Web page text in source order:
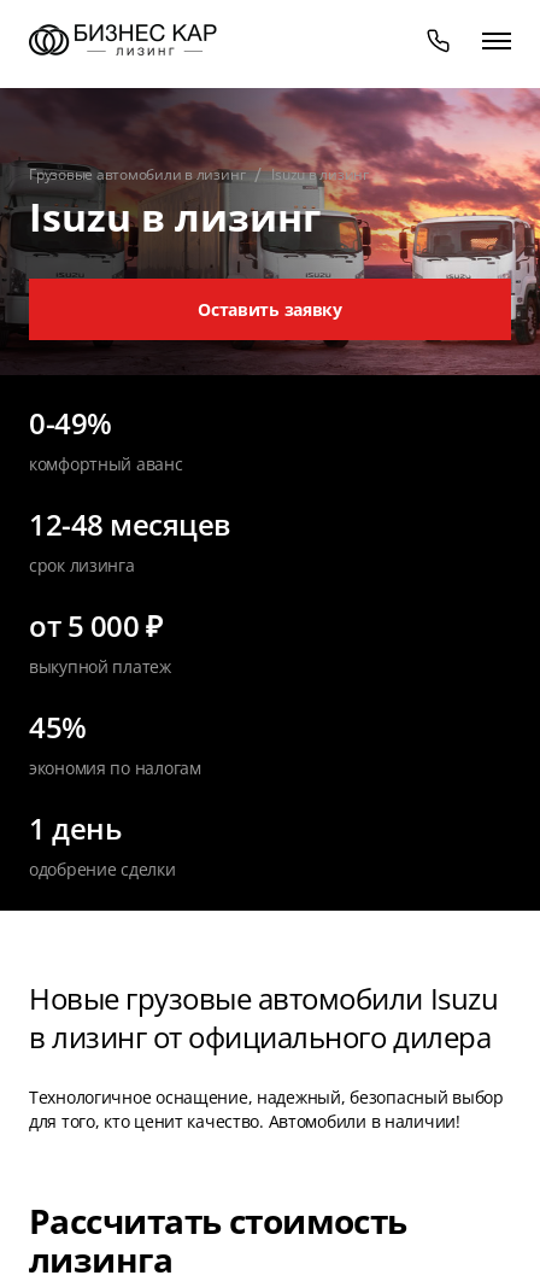
Грузовые автомобили в лизинг Isuzu в лизинг
Isuzu в лизинг
Оставить заявку
0-49%
комфортный аванс
12-48 месяцев
срок лизинга
от 5 000 ₽
выкупной платеж
45%
экономия по налогам
1 день
одобрение сделки
Новые грузовые автомобили Isuzu
в лизинг от официального дилера
Технологичное оснащение, надежный, безопасный выбор
для того, кто ценит качество. Автомобили в наличии!
Рассчитать стоимость
лизинга